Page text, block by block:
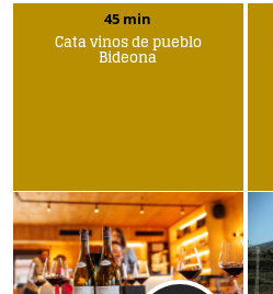
45 min
Cata vinos de pueblo
Bideona